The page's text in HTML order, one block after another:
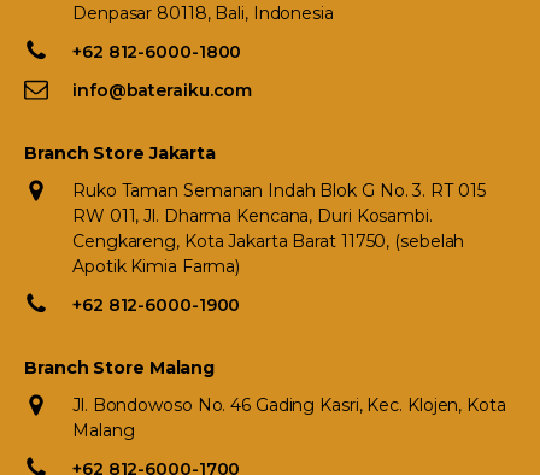
Denpasar 80118, Bali, Indonesia
+62 812-6000-1800
info@bateraiku.com
Branch Store Jakarta
Ruko Taman Semanan Indah Blok G No. 3. RT 015
RW 011, Jl. Dharma Kencana, Duri Kosambi.
Cengkareng, Kota Jakarta Barat 11750, (sebelah
Apotik Kimia Farma)
+62 812-6000-1900
Branch Store Malang
Jl. Bondowoso No. 46 Gading Kasri, Kec. Klojen, Kota
Malang
+62 812-6000-1700